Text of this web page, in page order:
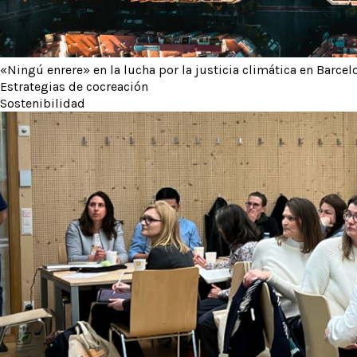
«Ningú enrere» en la lucha por la justicia climática en
Estrategias de cocreación
Sostenibilidad